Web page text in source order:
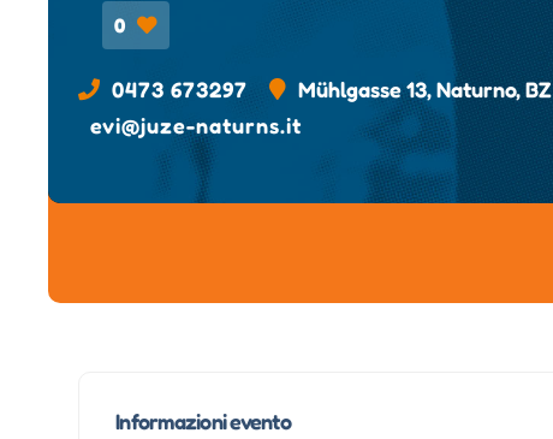
0
0473 673297
Mühlgasse 13, Naturno, BZ
evi@juze-naturns.it
Informazioni evento